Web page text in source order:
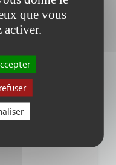
de haute lutte...
que vous
activer.